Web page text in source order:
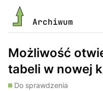
Archiwum
Możliwość
tabeli w nowej
Do sprawdzenia